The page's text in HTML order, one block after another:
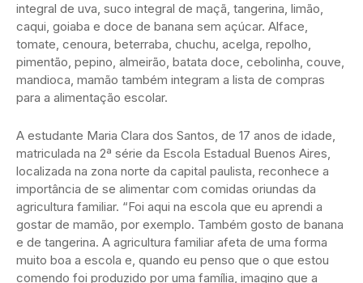
integral de uva, suco integral de maçã, tangerina, limão,
caqui, goiaba e doce de banana sem açúcar. Alface,
tomate, cenoura, beterraba, chuchu, acelga, repolho,
pimentão, pepino, almeirão, batata doce, cebolinha, couve,
mandioca, mamão também integram a lista de compras
para a alimentação escolar.
A estudante Maria Clara dos Santos, de 17 anos de idade,
matriculada na 2ª série da Escola Estadual Buenos Aires,
localizada na zona norte da capital paulista, reconhece a
importância de se alimentar com comidas oriundas da
agricultura familiar. “Foi aqui na escola que eu aprendi a
gostar de mamão, por exemplo. Também gosto de banana
e de tangerina. A agricultura familiar afeta de uma forma
muito boa a escola e, quando eu penso que o que estou
comendo foi produzido por uma família, imagino que a